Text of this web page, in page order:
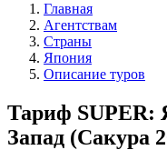
Главная
Агентствам
Страны
Япония
Описание туров
Тариф SUPER:
Запад (Сакура